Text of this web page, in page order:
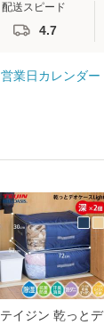
配送スピード
4.7
営業日カレンダー
テイジン 乾っとデ